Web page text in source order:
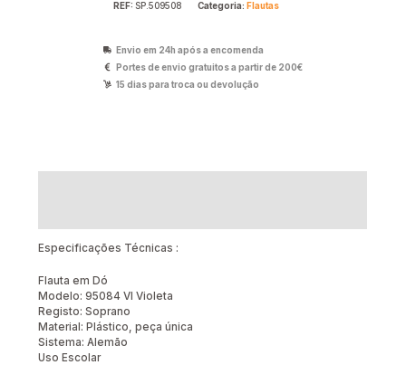
REF: SP.509508 Categoria: Flautas
Envio em 24h após a encomenda
Portes de envio gratuitos a partir de 200€
15 dias para troca ou devolução
Especificações Técnicas :
Flauta em Dó
Modelo: 95084 VI Violeta
Registo: Soprano
Material: Plástico, peça única
Sistema: Alemão
Uso Escolar